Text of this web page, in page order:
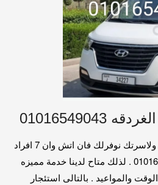
لو بتبحث عن وسيله امنه لك ولاسرتك نوفرلك فان اتش وان 7 افراد
للتوصيلات السياحية 01016549043 . لذلك متاح لدينا خدمة مميزه
والمواعيد . بالتالى استئجار